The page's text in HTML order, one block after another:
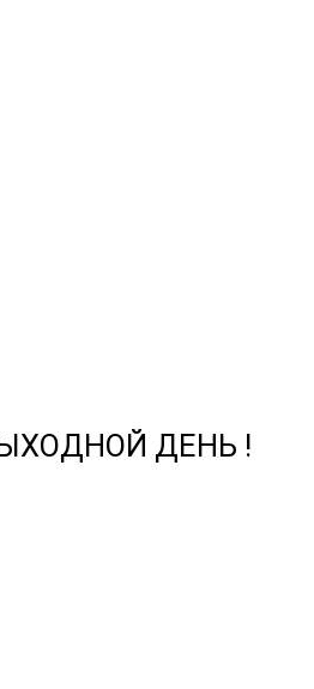
ДЕНЬ !